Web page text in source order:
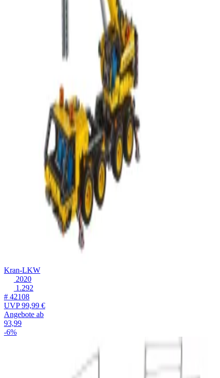
Kran-LKW
2020
1.292
# 42108
UVP99,99 €
Angebote ab
93,99
-6%